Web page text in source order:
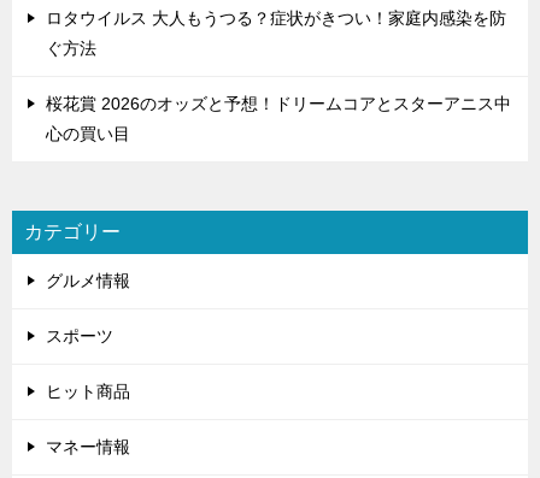
ロタウイルス 大人もうつる？症状がきつい！家庭内感染を防
ぐ方法
桜花賞 2026のオッズと予想！ドリームコアとスターアニス中
心の買い目
カテゴリー
グルメ情報
スポーツ
ヒット商品
マネー情報